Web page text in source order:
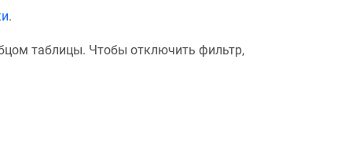
.
таблицы. Чтобы отключить фильтр,